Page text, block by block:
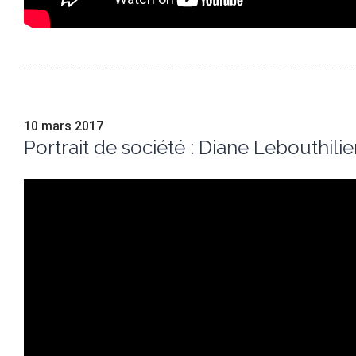
10 mars 2017
Portrait de société : Diane